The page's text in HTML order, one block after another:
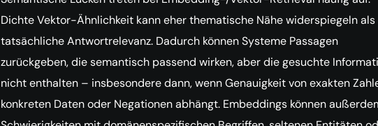
Dichte Vektor-Ähnlichkeit kann eher thematische Nähe widerspiegeln als
tatsächliche Antwortrelevanz. Dadurch können Systeme Passagen
zurückgeben, die semantisch passend wirken, aber die gesuchte
nicht enthalten – insbesondere dann, wenn Genauigkeit von exakten
konkreten Daten oder Negationen abhängt. Embeddings können